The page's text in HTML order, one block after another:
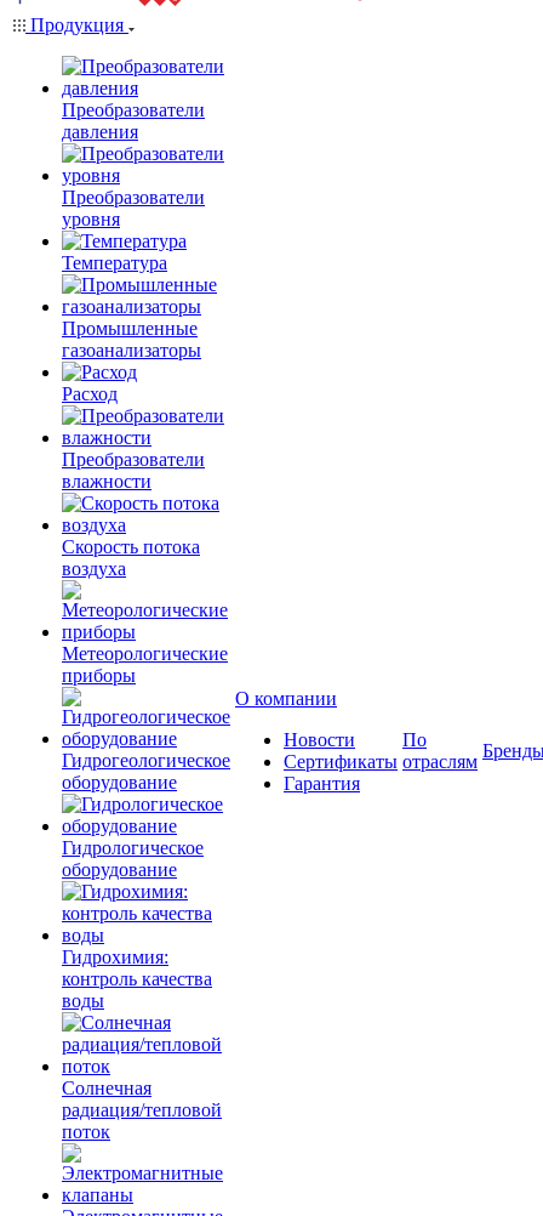
Продукция
Преобразователи
давления
Преобразователи
уровня
Температура
Промышленные
газоанализаторы
Расход
Преобразователи
влажности
Скорость потока
воздуха
Метеорологические
приборы
Гидрогеологическое
оборудование
Гидрологическое
оборудование
Гидрохимия:
контроль качества
воды
Солнечная
радиация/тепловой
поток
О компании
Новости
Сертификаты
Гарантия
По
отраслям